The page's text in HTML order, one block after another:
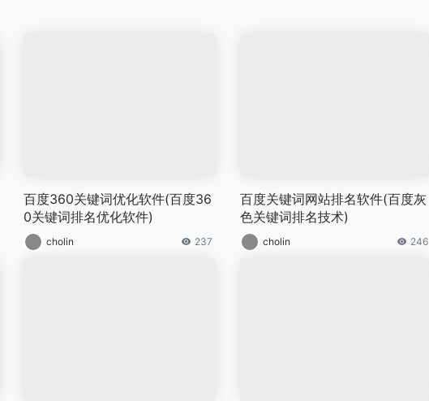
百度360关键词优化软件(百度36
0关键词排名优化软件)
cholin 237
百度关键词网站排名软件(百度灰
色关键词排名技术)
cholin 246